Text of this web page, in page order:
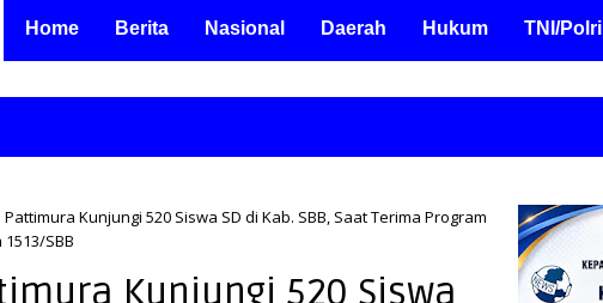
Home Berita Nasional Daerah Hukum TNI/Polri
Kunjungi 520 Siswa SD di Kab. SBB, Saat Terima Program
SBB
Kunjungi 520 Siswa